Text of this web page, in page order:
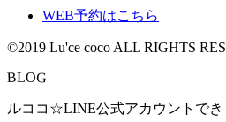
WEB予約はこちら
©2019 Lu'ce coco ALL RIGHTS
BLOG
ルココ☆LINE公式アカウントでき